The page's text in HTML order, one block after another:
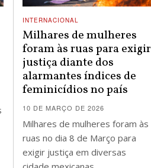
INTERNACIONAL
Milhares de mulheres
foram às ruas para exigir
justiça diante dos
alarmantes índices de
feminicídios no país
10 DE MARÇO DE 2026
Milhares de mulheres foram às
ruas no dia 8 de Março para
exigir justiça em diversas